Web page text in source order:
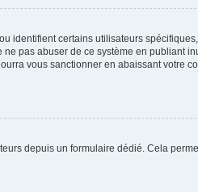
identifient certains utilisateurs
pas abuser de ce système en publiant
vous sanctionner en abaissant votre
depuis un formulaire dédié. Cela